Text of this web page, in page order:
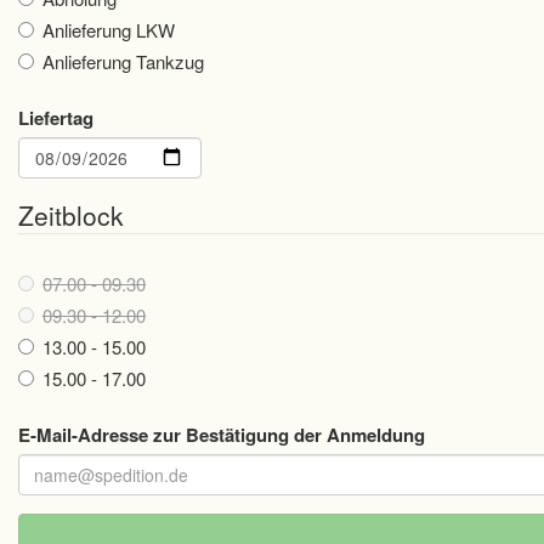
Anlieferung LKW
Anlieferung Tankzug
Liefertag
Date
Zeitblock
07.00 - 09.30
09.30 - 12.00
13.00 - 15.00
15.00 - 17.00
E-Mail-Adresse zur Bestätigung der Anmeldung